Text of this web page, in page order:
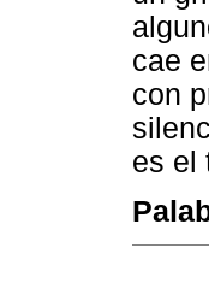
cae
con
es el